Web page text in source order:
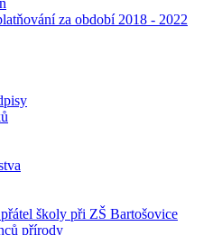
za období 2018 - 2022
školy při ZŠ Bartošovice
přírody